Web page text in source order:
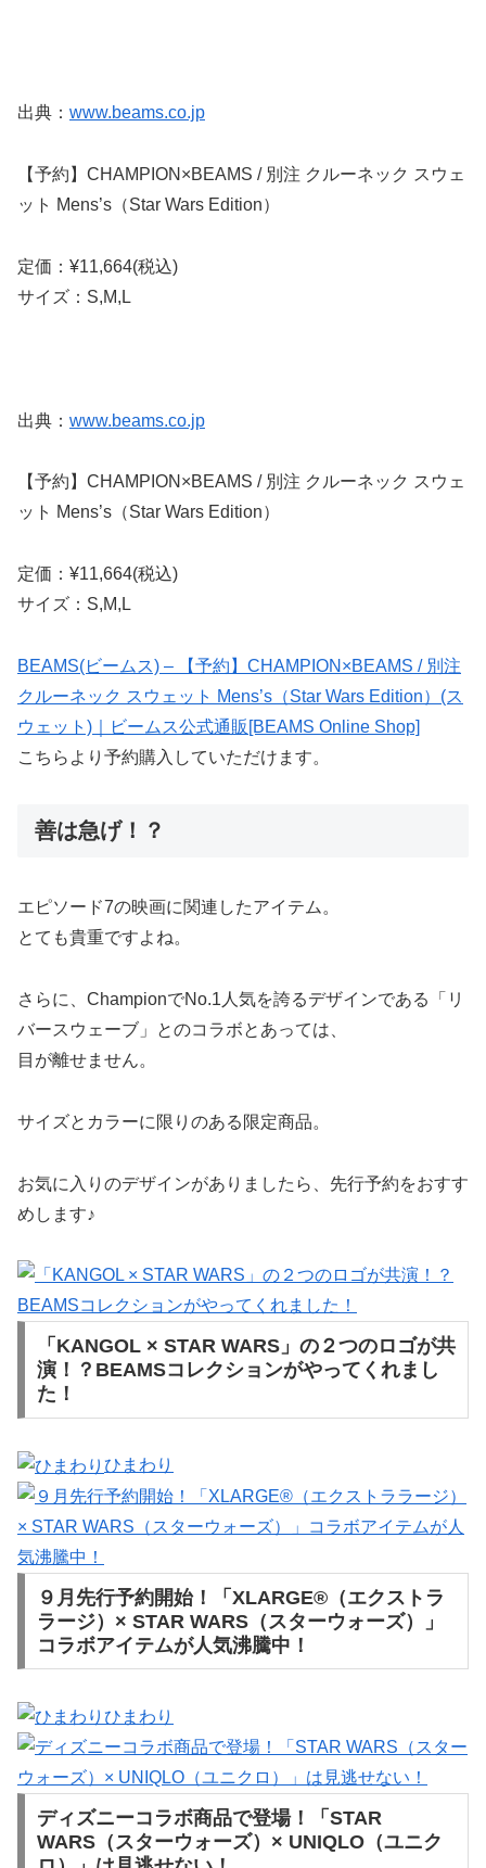
出典： www.beams.co.jp
【予約】CHAMPION×BEAMS / 別注 クルーネック スウェ
ット Mens’s（Star Wars Edition）
定価：¥11,664(税込)
サイズ：S,M,L
出典： www.beams.co.jp
【予約】CHAMPION×BEAMS / 別注 クルーネック スウェ
ット Mens’s（Star Wars Edition）
定価：¥11,664(税込)
サイズ：S,M,L
BEAMS(ビームス) – 【予約】CHAMPION×BEAMS / 別注
クルーネック スウェット Mens’s（Star Wars Edition）(ス
ウェット)｜ビームス公式通販[BEAMS Online Shop]
こちらより予約購入していただけます。
善は急げ！？
エピソード7の映画に関連したアイテム。
とても貴重ですよね。
さらに、ChampionでNo.1人気を誇るデザインである「リ
バースウェーブ」とのコラボとあっては、
目が離せません。
サイズとカラーに限りのある限定商品。
お気に入りのデザインがありましたら、先行予約をおすす
めします♪
「KANGOL × STAR WARS」の２つのロゴが共
演！？BEAMSコレクションがやってくれまし
た！
ひまわり
９月先行予約開始！「XLARGE®（エクストラ
ラージ）× STAR WARS（スターウォーズ）」
コラボアイテムが人気沸騰中！
ひまわり
ディズニーコラボ商品で登場！「STAR
WARS（スターウォーズ）× UNIQLO（ユニク